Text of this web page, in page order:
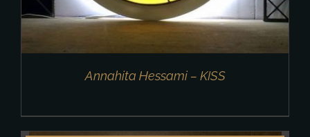
Annahita Hessami – KISS